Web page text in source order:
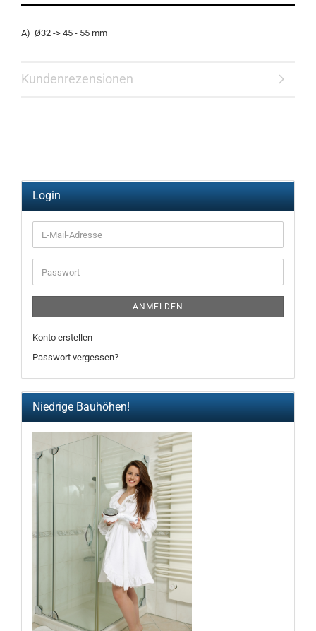
A) Ø32 -> 45 - 55 mm
Kundenrezensionen
Login
E-
Mail-
Adresse
Passwort
ANMELDEN
Konto erstellen
Passwort vergessen?
Niedrige Bauhöhen!